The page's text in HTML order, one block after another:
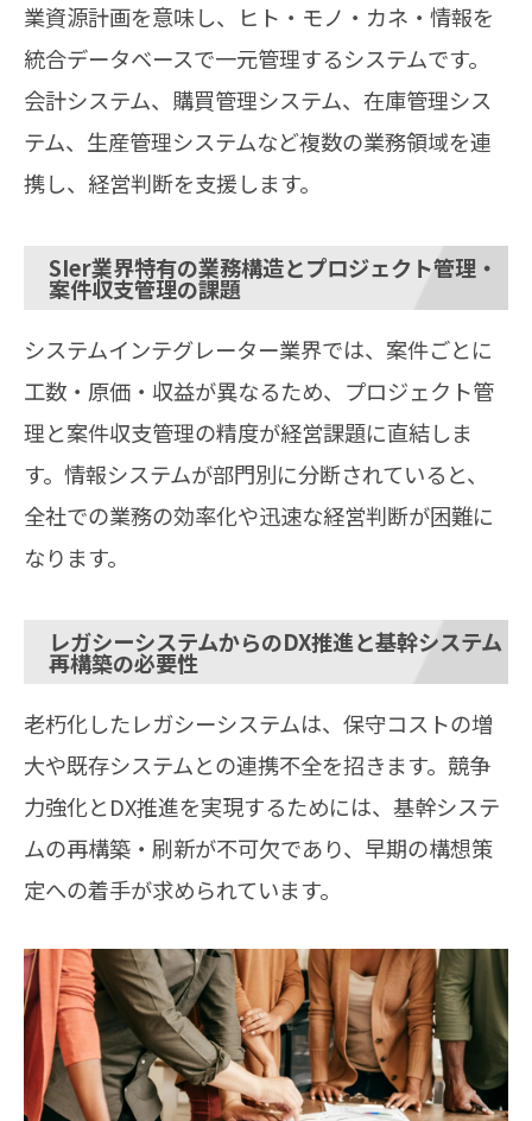
業資源計画を意味し、ヒト・モノ・カネ・情報を
統合データベースで一元管理するシステムです。
会計システム、購買管理システム、在庫管理シス
テム、生産管理システムなど複数の業務領域を連
携し、経営判断を支援します。
SIer業界特有の業務構造とプロジェクト管理・
案件収支管理の課題
システムインテグレーター業界では、案件ごとに
工数・原価・収益が異なるため、プロジェクト管
理と案件収支管理の精度が経営課題に直結しま
す。情報システムが部門別に分断されていると、
全社での業務の効率化や迅速な経営判断が困難に
なります。
レガシーシステムからのDX推進と基幹システム
再構築の必要性
老朽化したレガシーシステムは、保守コストの増
大や既存システムとの連携不全を招きます。競争
力強化とDX推進を実現するためには、基幹システ
ムの再構築・刷新が不可欠であり、早期の構想策
定への着手が求められています。